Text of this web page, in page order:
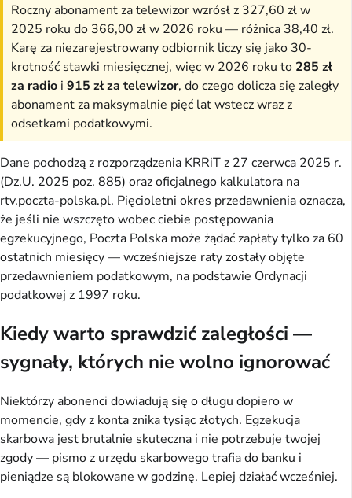
Roczny abonament za telewizor wzrósł z 327,60 zł w
2025 roku do 366,00 zł w 2026 roku — różnica 38,40 zł.
Karę za niezarejestrowany odbiornik liczy się jako 30-
krotność stawki miesięcznej, więc w 2026 roku to 285 zł
za radio i 915 zł za telewizor, do czego dolicza się zaległy
abonament za maksymalnie pięć lat wstecz wraz z
odsetkami podatkowymi.
Dane pochodzą z rozporządzenia KRRiT z 27 czerwca 2025 r.
(Dz.U. 2025 poz. 885) oraz oficjalnego kalkulatora na
rtv.poczta-polska.pl. Pięcioletni okres przedawnienia oznacza,
że jeśli nie wszczęto wobec ciebie postępowania
egzekucyjnego, Poczta Polska może żądać zapłaty tylko za 60
ostatnich miesięcy — wcześniejsze raty zostały objęte
przedawnieniem podatkowym, na podstawie Ordynacji
podatkowej z 1997 roku.
Kiedy warto sprawdzić zaległości —
sygnały, których nie wolno ignorować
Niektórzy abonenci dowiadują się o długu dopiero w
momencie, gdy z konta znika tysiąc złotych. Egzekucja
skarbowa jest brutalnie skuteczna i nie potrzebuje twojej
zgody — pismo z urzędu skarbowego trafia do banku i
pieniądze są blokowane w godzinę. Lepiej działać wcześniej.